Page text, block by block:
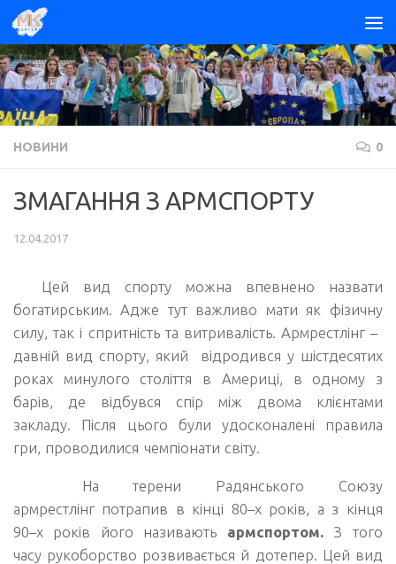
Skip to content
НОВИНИ 0
ЗМАГАННЯ З АРМСПОРТУ
12.04.2017
Цей вид спорту можна впевнено назвати
богатирським. Адже тут важливо мати як фізичну
силу, так і спритність та витривалість.Армрестлінг–
давній вид спорту, який відродився у шістдесятих
роках минулого століття в Америці, в одному з
барів, де відбувся спір між двома клієнтами
закладу. Після цьогобули удосконалені правила
гри, проводилися чемпіонати світу.
На терени Радянського Союзу
армрестлінг потрапив в кінці 80–х років, а з кінця
90–х років його називають армспортом.З того
часу рукоборство розвивається й дотепер. Цей вид